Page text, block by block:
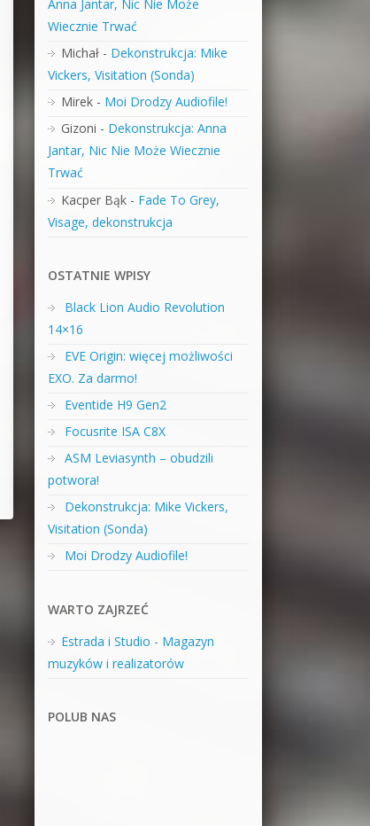
Anna Jantar, Nic Nie Może
Wiecznie Trwać
Michał- Dekonstrukcja: Mike
Vickers, Visitation (Sonda)
Mirek- Moi Drodzy Audiofile!
Gizoni - Dekonstrukcja: Anna
Jantar, Nic Nie Może Wiecznie
Trwać
Kacper Bąk- Fade To Grey,
Visage, dekonstrukcja
OSTATNIE WPISY
Black Lion Audio Revolution
14×16
EVE Origin: więcej możliwości
EXO. Za darmo!
Eventide H9 Gen2
Focusrite ISA C8X
ASM Leviasynth – obudzili
potwora!
Dekonstrukcja: Mike Vickers,
Visitation (Sonda)
Moi Drodzy Audiofile!
WARTO ZAJRZEĆ
Estrada i Studio - Magazyn
muzyków i realizatorów
POLUB NAS